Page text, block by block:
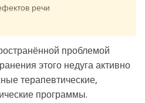
речи
проблемой
этого недуга активно
терапевтические,
программы.